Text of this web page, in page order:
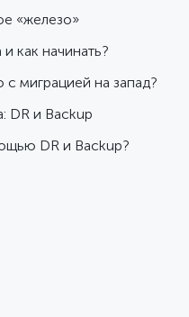
«железо»
как начинать?
миграцией на запад?
DR и Backup
DR и Backup?